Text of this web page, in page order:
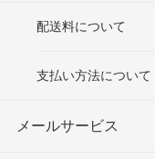
配送料について
支払い方法について
メールサービス